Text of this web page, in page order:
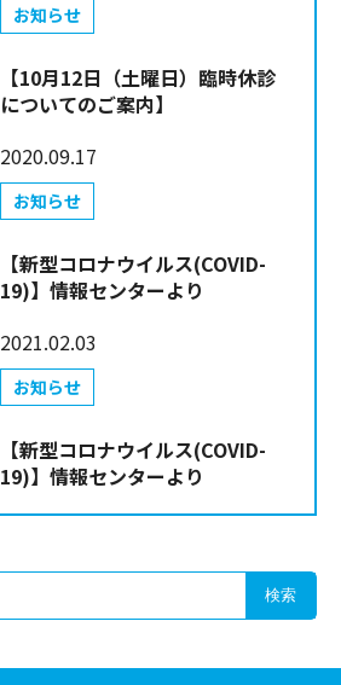
お知らせ
【10月12日（土曜日）臨時休診
についてのご案内】
2020.09.17
お知らせ
【新型コロナウイルス(COVID-
19)】情報センターより
2021.02.03
お知らせ
【新型コロナウイルス(COVID-
19)】情報センターより